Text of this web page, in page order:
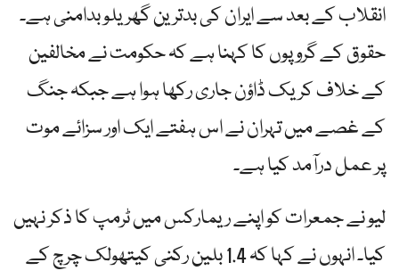
انقلاب کے بعد سے ایران کی بدترین گھریلو بدامنی ہے۔
حقوق کے گروپوں کا کہنا ہے کہ حکومت نے مخالفین
کے خلاف کریک ڈاؤن جاری رکھا ہوا ہے جبکہ جنگ
کے غصے میں تہران نے اس ہفتے ایک اور سزائے موت
پر عمل درآمد کیا ہے۔
لیو نے جمعرات کو اپنے ریمارکس میں ٹرمپ کا ذکر نہیں
کیا۔ انہوں نے کہا کہ 1.4 بلین رکنی کیتھولک چرچ کے